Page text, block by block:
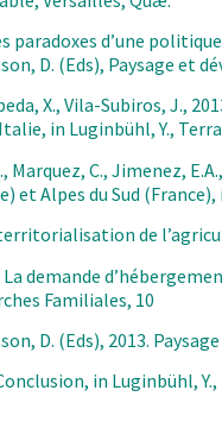
paradoxes d’une
D. (Eds), Paysage et
X., Vila-Subiros, J.,
in Luginbühl, Y.,
Marquez, C., Jimenez,
et Alpes du Sud
de
La demande
Familiales, 10
D. (Eds), 2013.
in Luginbühl,